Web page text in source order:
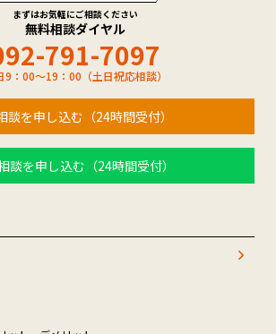
まずはお気軽にご相談ください
無料相談ダイヤル
791-7097
9：00～19：00（土日祝応相談）
談を申し込む（24時間受付）
談を申し込む（24時間受付）